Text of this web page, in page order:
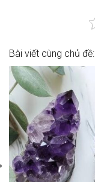
Bài viết cùng chủ đề: